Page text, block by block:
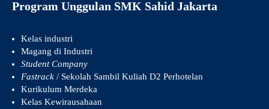
Program Unggulan SMK Sahid Jakarta
Kelas industri
Magang di Industri
Student Company
Fastrack / Sekolah Sambil Kuliah D2 Perhotelan
Kurikulum Merdeka
Kelas Kewirausahaan